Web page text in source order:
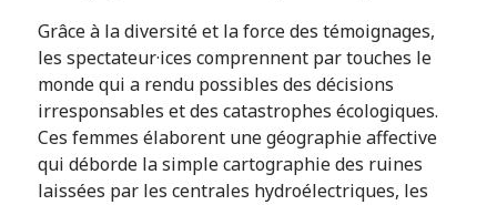
Grâce à la diversité et la force des témoignages,
les spectateur·ices comprennent par touches le
monde qui a rendu possibles des décisions
irresponsables et des catastrophes écologiques.
Ces femmes élaborent une géographie affective
qui déborde la simple cartographie des ruines
laissées par les centrales hydroélectriques, les